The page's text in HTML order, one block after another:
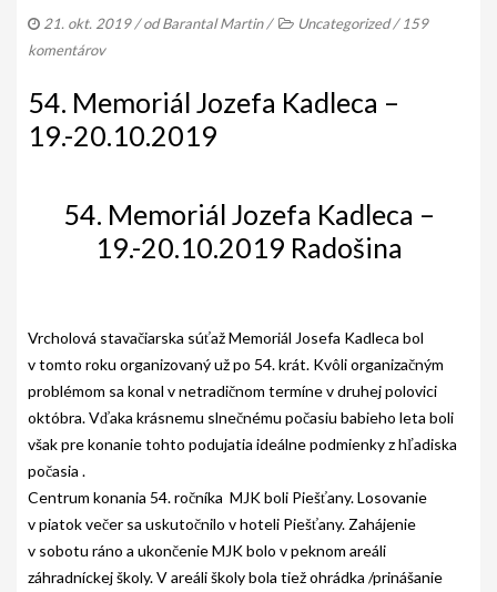
PODMIENKY CHOVNOSTI
CHOVNÉ SUKY
OČAKÁVANÉ VRHY NDS V ROKU 2026
PUDELPOINTER
PODMIENKY CHOVNOSTI
CHOVNÉ PSY
CHOVNÉ SUKY
CHOVATEĽSKÉ STANICE
OČAKÁVANÉ VRHY PP V ROKU 2026
AKCIE
21. okt. 2019/ odBarantal Martin/ Uncategorized/ 159
komentárov
54. Memoriál Jozefa Kadleca –
19.-20.10.2019
54. Memoriál Jozefa Kadleca –
19.-20.10.2019 Radošina
Vrcholová stavačiarska súťaž Memoriál Josefa Kadleca bol
v tomto roku organizovaný už po 54. krát. Kvôli organizačným
problémom sa konal v netradičnom termíne v druhej polovici
októbra. Vďaka krásnemu slnečnému počasiu babieho leta boli
však pre konanie tohto podujatia ideálne podmienky z hľadiska
počasia .
Centrum konania 54. ročníka MJK boli Piešťany. Losovanie
v piatok večer sa uskutočnilo v hoteli Piešťany. Zahájenie
v sobotu ráno a ukončenie MJK bolo v peknom areáli
záhradníckej školy. V areáli školy bola tiež ohrádka /prinášanie